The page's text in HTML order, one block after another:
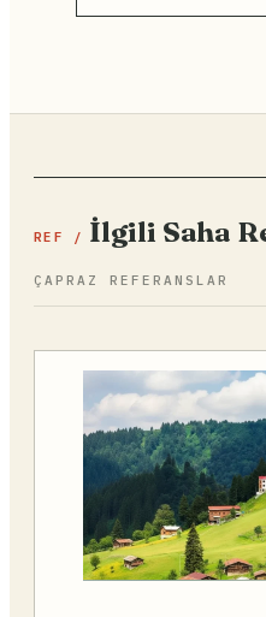
REF / İlgili Saha
ÇAPRAZ REFERANSLAR